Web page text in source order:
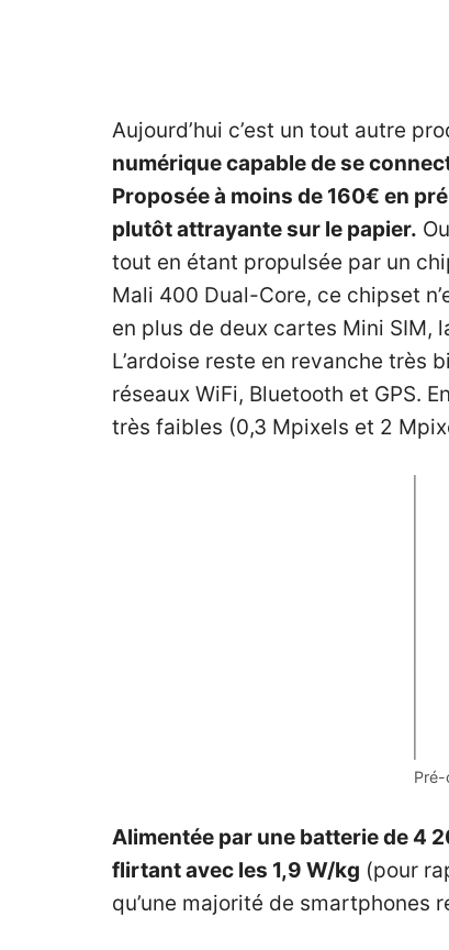
Aujourd’hui c’est un tout autre
numérique capable de se
Proposée à moins de 160€ en
plutôt attrayante sur le papier.
tout en étant propulsée par un
Mali 400 Dual-Core, ce chipset
en plus de deux cartes Mini SIM,
L’ardoise reste en revanche très
réseaux WiFi, Bluetooth et GPS.
très faibles (0,3 Mpixels et 2
Pré-
Alimentée par une batterie de 4
flirtant avec les 1,9 W/kg (pour
qu’une majorité de smartphones